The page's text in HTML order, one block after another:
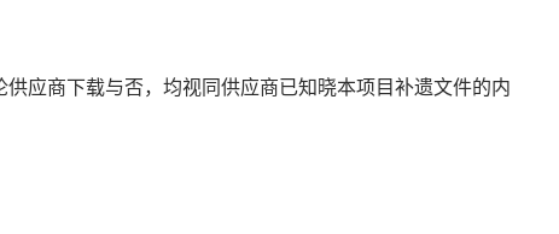
供应商下载与否，均视同供应商已知晓本项目补遗文件的内